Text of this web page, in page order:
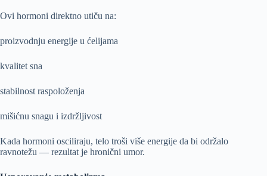
Ovi hormoni direktno utiču na:
proizvodnju energije u ćelijama
kvalitet sna
stabilnost raspoloženja
mišićnu snagu i izdržljivost
Kada hormoni osciliraju, telo troši više energije da bi održalo
ravnotežu — rezultat je hronični umor.